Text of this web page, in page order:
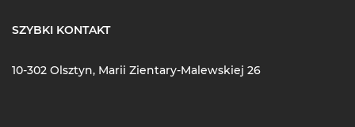
SZYBKI KONTAKT
10-302 Olsztyn, Marii Zientary-Malewskiej 26